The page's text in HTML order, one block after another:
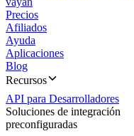
Precios
Afiliados
Ayuda
Aplicaciones
Blog
Recursos
API para Desarrolladores
Soluciones de integración
preconfiguradas